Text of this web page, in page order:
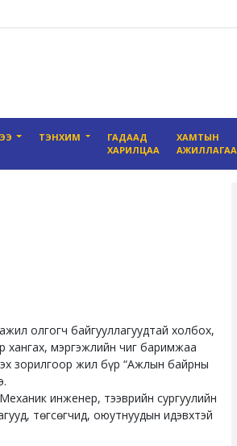
ТЭНХИМ
ГАДААД
ХАРИЛЦАА
ХАМТЫН
АЖИЛЛАГАА
олгогч байгууллагуудтай холбох,
хангах, мэргэжлийн чиг баримжаа
зорилгоор жил бүр “Ажлын байрны
инженер, тээврийн сургуулийн
төгсөгчид, оюутнуудын идэвхтэй